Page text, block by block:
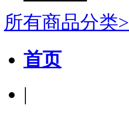
所有商品分类>
首页
|